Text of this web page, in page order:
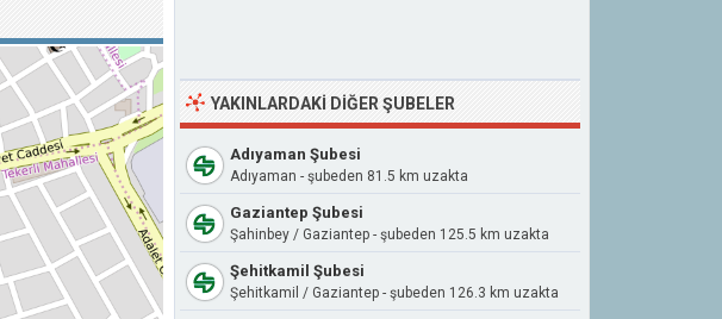
YAKINLARDAKI DIĞER ŞUBELER
Adıyaman Şubesi
Adıyaman - şubeden 81.5 km uzakta
Gaziantep Şubesi
Şahinbey / Gaziantep - şubeden 125.5 km uzakta
Şehitkamil Şubesi
Şehitkamil / Gaziantep - şubeden 126.3 km uzakta